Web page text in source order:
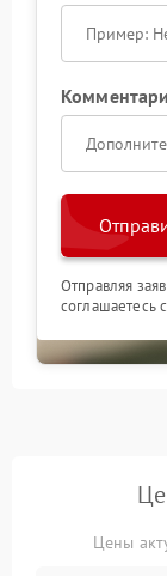
Отправляя
соглашаетесь с
Цены